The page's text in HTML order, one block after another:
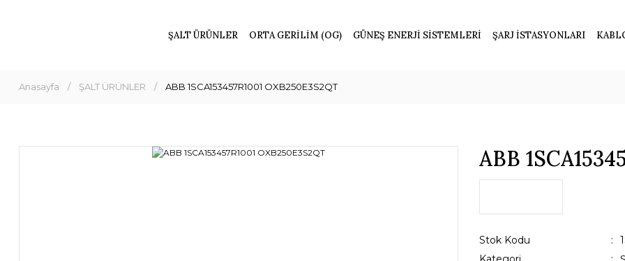
ŞALT ÜRÜNLER ORTA GERİLİM (OG) GÜNEŞ ENERJİ SİSTEMLERİ ŞARJ İSTASYONLARI
Anasayfa ŞALT ÜRÜNLER ABB 1SCA153457R1001 OXB250E3S2QT
ABB
Stok Kodu